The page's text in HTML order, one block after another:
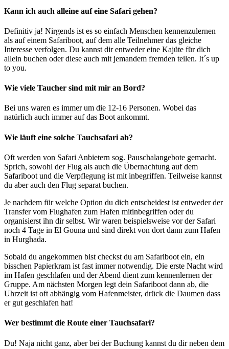
Kann ich auch alleine auf eine Safari gehen?
Definitiv ja! Nirgends ist es so einfach Menschen kennenzulernen
als auf einem Safariboot, auf dem alle Teilnehmer das gleiche
Interesse verfolgen. Du kannst dir entweder eine Kajüte für dich
allein buchen oder diese auch mit jemandem fremden teilen. It´s up
to you.
Wie viele Taucher sind mit mir an Bord?
Bei uns waren es immer um die 12-16 Personen. Wobei das
natürlich auch immer auf das Boot ankommt.
Wie läuft eine solche Tauchsafari ab?
Oft werden von Safari Anbietern sog. Pauschalangebote gemacht.
Sprich, sowohl der Flug als auch die Übernachtung auf dem
Safariboot und die Verpflegung ist mit inbegriffen. Teilweise kannst
du aber auch den Flug separat buchen.
Je nachdem für welche Option du dich entscheidest ist entweder der
Transfer vom Flughafen zum Hafen mitinbegriffen oder du
organisierst ihn dir selbst. Wir waren beispielsweise vor der Safari
noch 4 Tage in El Gouna und sind direkt von dort dann zum Hafen
in Hurghada.
Sobald du angekommen bist checkst du am Safariboot ein, ein
bisschen Papierkram ist fast immer notwendig. Die erste Nacht wird
im Hafen geschlafen und der Abend dient zum kennenlernen der
Gruppe. Am nächsten Morgen legt dein Safariboot dann ab, die
Uhrzeit ist oft abhängig vom Hafenmeister, drück die Daumen dass
er gut geschlafen hat!
Wer bestimmt die Route einer Tauchsafari?
Du! Naja nicht ganz, aber bei der Buchung kannst du dir neben dem